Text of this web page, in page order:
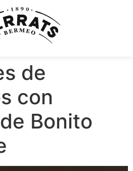
de
con
Bonito